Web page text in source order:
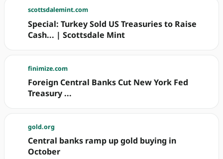
scottsdalemint.com
Special: Turkey Sold US Treasuries to Raise
Cash... | Scottsdale Mint
finimize.com
Foreign Central Banks Cut New York Fed
Treasury ...
gold.org
Central banks ramp up gold buying in
October